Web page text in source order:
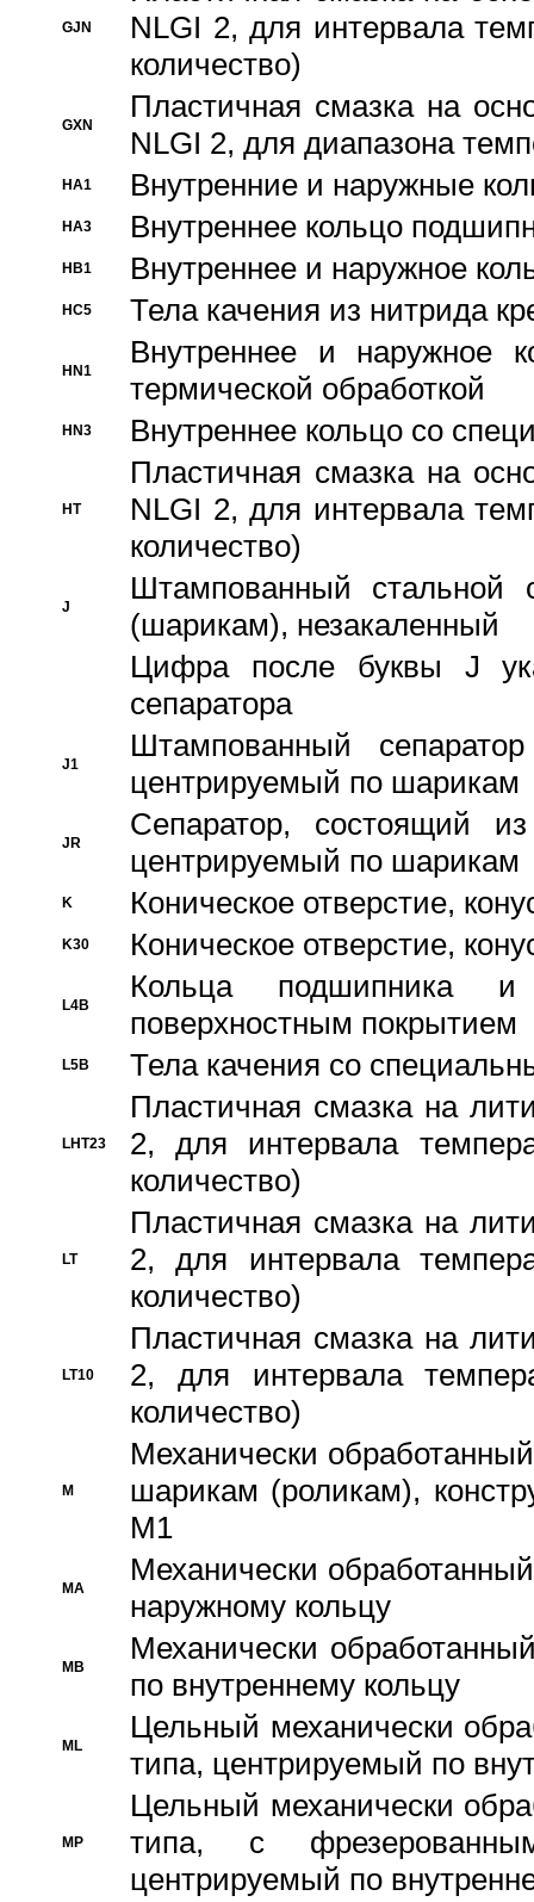
GJN
NLGI 2, для интервала
количество)
GXN
Пластичная смазка на
NLGI 2, для диапазона
HA1 Внутренние и наружные
HA3 Bнутреннее кольцо
HB1 Bнутреннее и наружное
HC5 Тела качения из нитрида
HN1
Bнутреннее и наружное
термической обработкой
HN3 Внутреннее кольцо со
HT
Пластичная смазка на
NLGI 2, для интервала
количество)
J
Штампованный стальной
(шарикам), незакаленный
Цифра после буквы J
сепаратора
J1
Штампованный
центрируемый по шарикам
JR
Сепаратор, состоящий
центрируемый по шарикам
K Коническое отверстие,
K30 Коническое отверстие,
L4B
Кольца подшипника
поверхностным покрытием
L5B Тела качения со
LHT23
Пластичная смазка на
2, для интервала
количество)
LT
Пластичная смазка на
2, для интервала
количество)
LT10
Пластичная смазка на
2, для интервала
количество)
M
Механически
шарикам (роликам),
M1
MA
Механически
наружному кольцу
MB
Механически
по внутреннему кольцу
ML
Цельный механически
типа, центрируемый по
MP
Цельный механически
типа, с
центрируемый по